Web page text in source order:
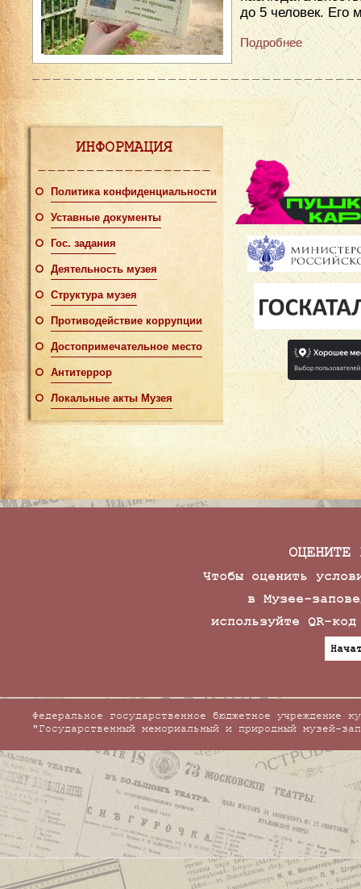
до 5 человек. Его
Подробнее
ИНФОРМАЦИЯ
Политика конфиденциальности
Уставные документы
Гос. задания
Деятельность музея
Структура музея
Противодействие коррупции
Достопримечательное место
Антитеррор
Локальные акты Музея
ОЦЕНИТЕ
Чтобы оценить
в Музее-
используйте QR-
Федеральное государственное бюджетное учреждение
"Государственный мемориальный и природный музей-